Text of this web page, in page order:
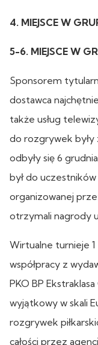
4. MIEJSCE W
5-6. MIEJSCE W
Sponsorem
dostawca
także usług
do rozgrywek
odbyły się 6
był do
organizowanej
otrzymali nagrody
Wirtualne turnieje 1
współpracy z
PKO BP
wyjątkowy w skali
rozgrywek
całości przez